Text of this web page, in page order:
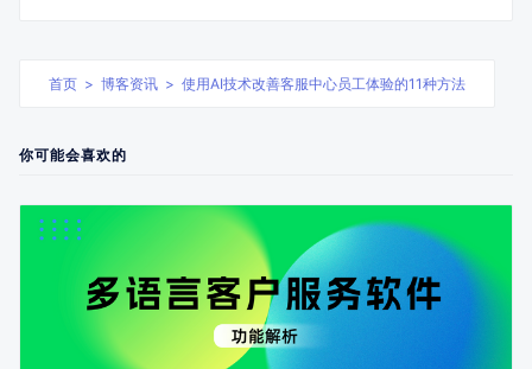
首页 > 博客资讯 > 使用AI技术改善客服中心员工体验的11种方法
你可能会喜欢的